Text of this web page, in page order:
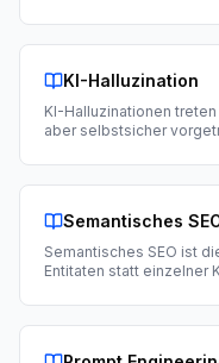
KI-Halluzination
KI-Halluzinationen
aber selbstsicher
Semantisches
Semantisches SEO ist
Entitaten statt einzelner